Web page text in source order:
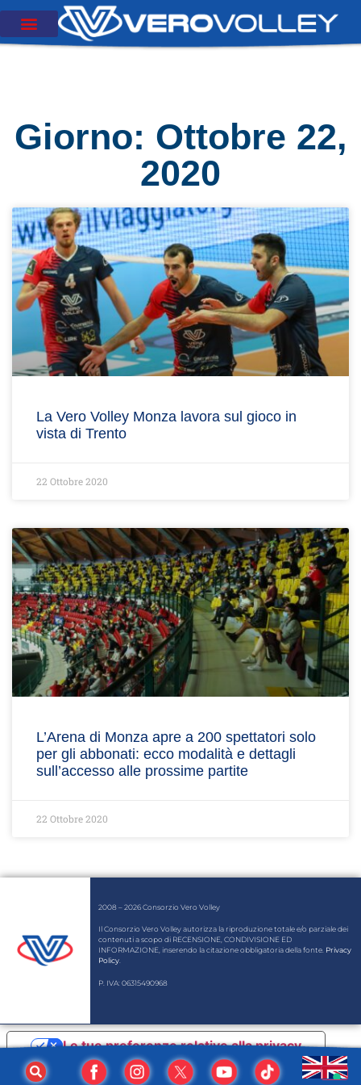
Giorno: Ottobre 22,
2020
La Vero Volley Monza lavora sul gioco in
vista di Trento
22 Ottobre 2020
L’Arena di Monza apre a 200 spettatori solo
per gli abbonati: ecco modalità e dettagli
sull’accesso alle prossime partite
22 Ottobre 2020
2008 – 2026 Consorzio Vero Volley
Il Consorzio Vero Volley autorizza la riproduzione totale e/o parziale dei
contenuti a scopo di RECENSIONE, CONDIVISIONE ED
INFORMAZIONE, inserendo la citazione obbligatoria della fonte. Privacy
Policy.
P. IVA: 06315490968
Informativa sulla raccolta
Le tue preferenze relative alla privacy